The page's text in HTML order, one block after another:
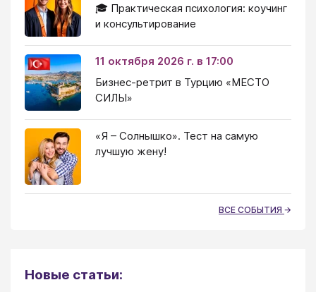
🎓 Практическая психология: коучинг
и консультирование
11 октября 2026 г. в 17:00
Бизнес-ретрит в Турцию «МЕСТО
СИЛЫ»
«Я – Солнышко». Тест на самую
лучшую жену!
ВСЕ СОБЫТИЯ
Новые статьи: